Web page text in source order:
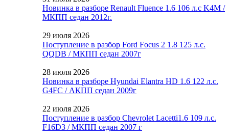
Новинка в разборе Renault Fluence 1.6 106 л.с K4M /
МКПП седан 2012г.
29 июля 2026
Поступление в разбор Ford Focus 2 1.8 125 л.с.
QQDB / МКПП седан 2007г
28 июля 2026
Новинка в разборе Hyundai Elantra HD 1.6 122 л.с.
G4FC / АКПП седан 2009г
22 июля 2026
Поступление в разбор Chevrolet Lacetti1.6 109 л.с.
F16D3 / МКПП седан 2007 г